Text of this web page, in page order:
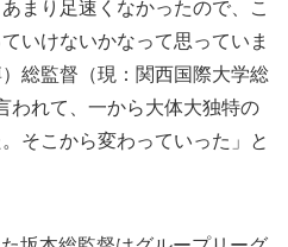
まり足速くなかったので、こ
いけないかなって思っていま
総監督（現：関西国際大学総
われて、一から大体大独特の
そこから変わっていった」と